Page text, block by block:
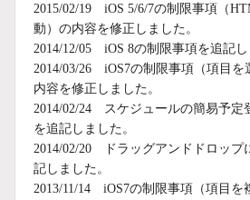
2015/02/19 iOS 5/6/7の制限事項（
動）の内容を修正しました。
2014/12/05 iOS 8の制限事項を追記し
2014/03/26 iOS7の制限事項（項目を
内容を修正しました。
2014/02/24 スケジュールの簡易予定
を追記しました。
2014/02/20 ドラッグアンドドロップ
記しました。
2013/11/14 iOS7の制限事項（項目を